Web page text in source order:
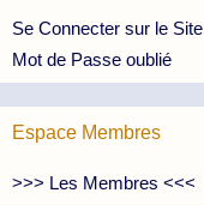
Se Connecter sur le Site
Mot de Passe oublié
Espace Membres
>>> Les Membres <<<